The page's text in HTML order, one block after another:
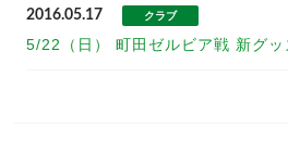
2016.05.17 クラブ
5/22（日） 町田ゼルビア戦 新グ